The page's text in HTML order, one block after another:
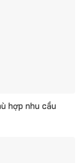
hợp nhu cầu